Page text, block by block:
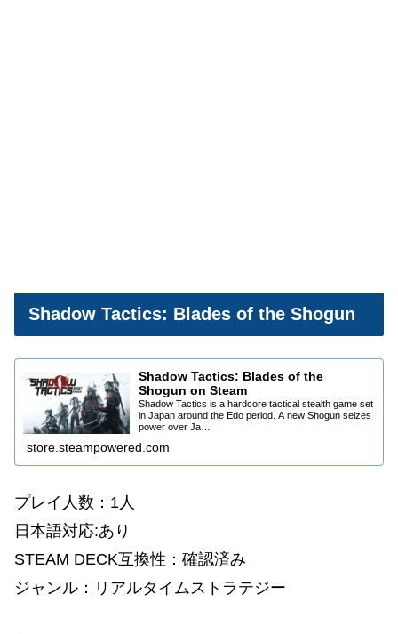
Shadow Tactics: Blades of the Shogun
Shadow Tactics: Blades of the
Shogun on Steam
Shadow Tactics is a hardcore tactical stealth game set
in Japan around the Edo period. A new Shogun seizes
power over Ja…
store.steampowered.com
プレイ人数：1人
日本語対応:あり
STEAM DECK互換性：確認済み
ジャンル：リアルタイムストラテジー